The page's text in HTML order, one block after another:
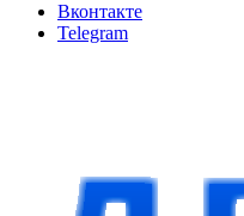
Вконтакте
Telegram